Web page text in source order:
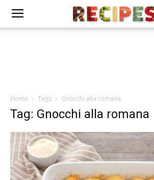
Home Tags Gnocchi alla romana
Tag: Gnocchi alla romana